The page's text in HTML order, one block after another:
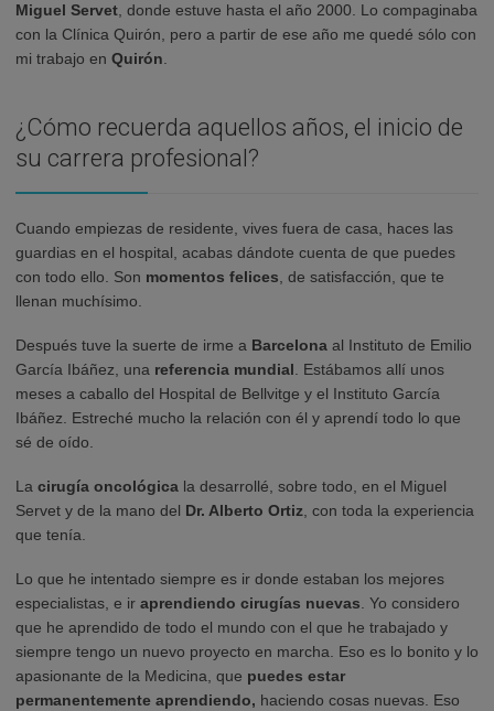
Miguel Servet , donde estuve hasta el año 2000. Lo compaginaba
con la Clínica Quirón, pero a partir de ese año me quedé sólo con
mi trabajo en Quirón
¿Cómo recuerda aquellos años, el inicio de
su carrera profesional?
Cuando empiezas de residente, vives fuera de casa, haces las
guardias en el hospital, acabas dándote cuenta de que puedes
con todo ello. Son momentos felices , de satisfacción, que te
llenan muchísimo.
Después tuve la suerte de irme a Barcelona al Instituto de Emilio
García Ibáñez, una referencia mundial . Estábamos allí unos
meses a caballo del Hospital de Bellvitge y el Instituto García
Ibáñez. Estreché mucho la relación con él y aprendí todo lo que
sé de oído.
La cirugía oncológica la desarrollé, sobre todo, en el Miguel
Servet y de la mano del Dr. Alberto Ortiz , con toda la experiencia
que tenía.
Lo que he intentado siempre es ir donde estaban los mejores
especialistas, e ir aprendiendo cirugías nuevas . Yo considero
que he aprendido de todo el mundo con el que he trabajado y
siempre tengo un nuevo proyecto en marcha. Eso es lo bonito y lo
apasionante de la Medicina, que puedes estar
permanentemente aprendiendo, haciendo cosas nuevas. Eso